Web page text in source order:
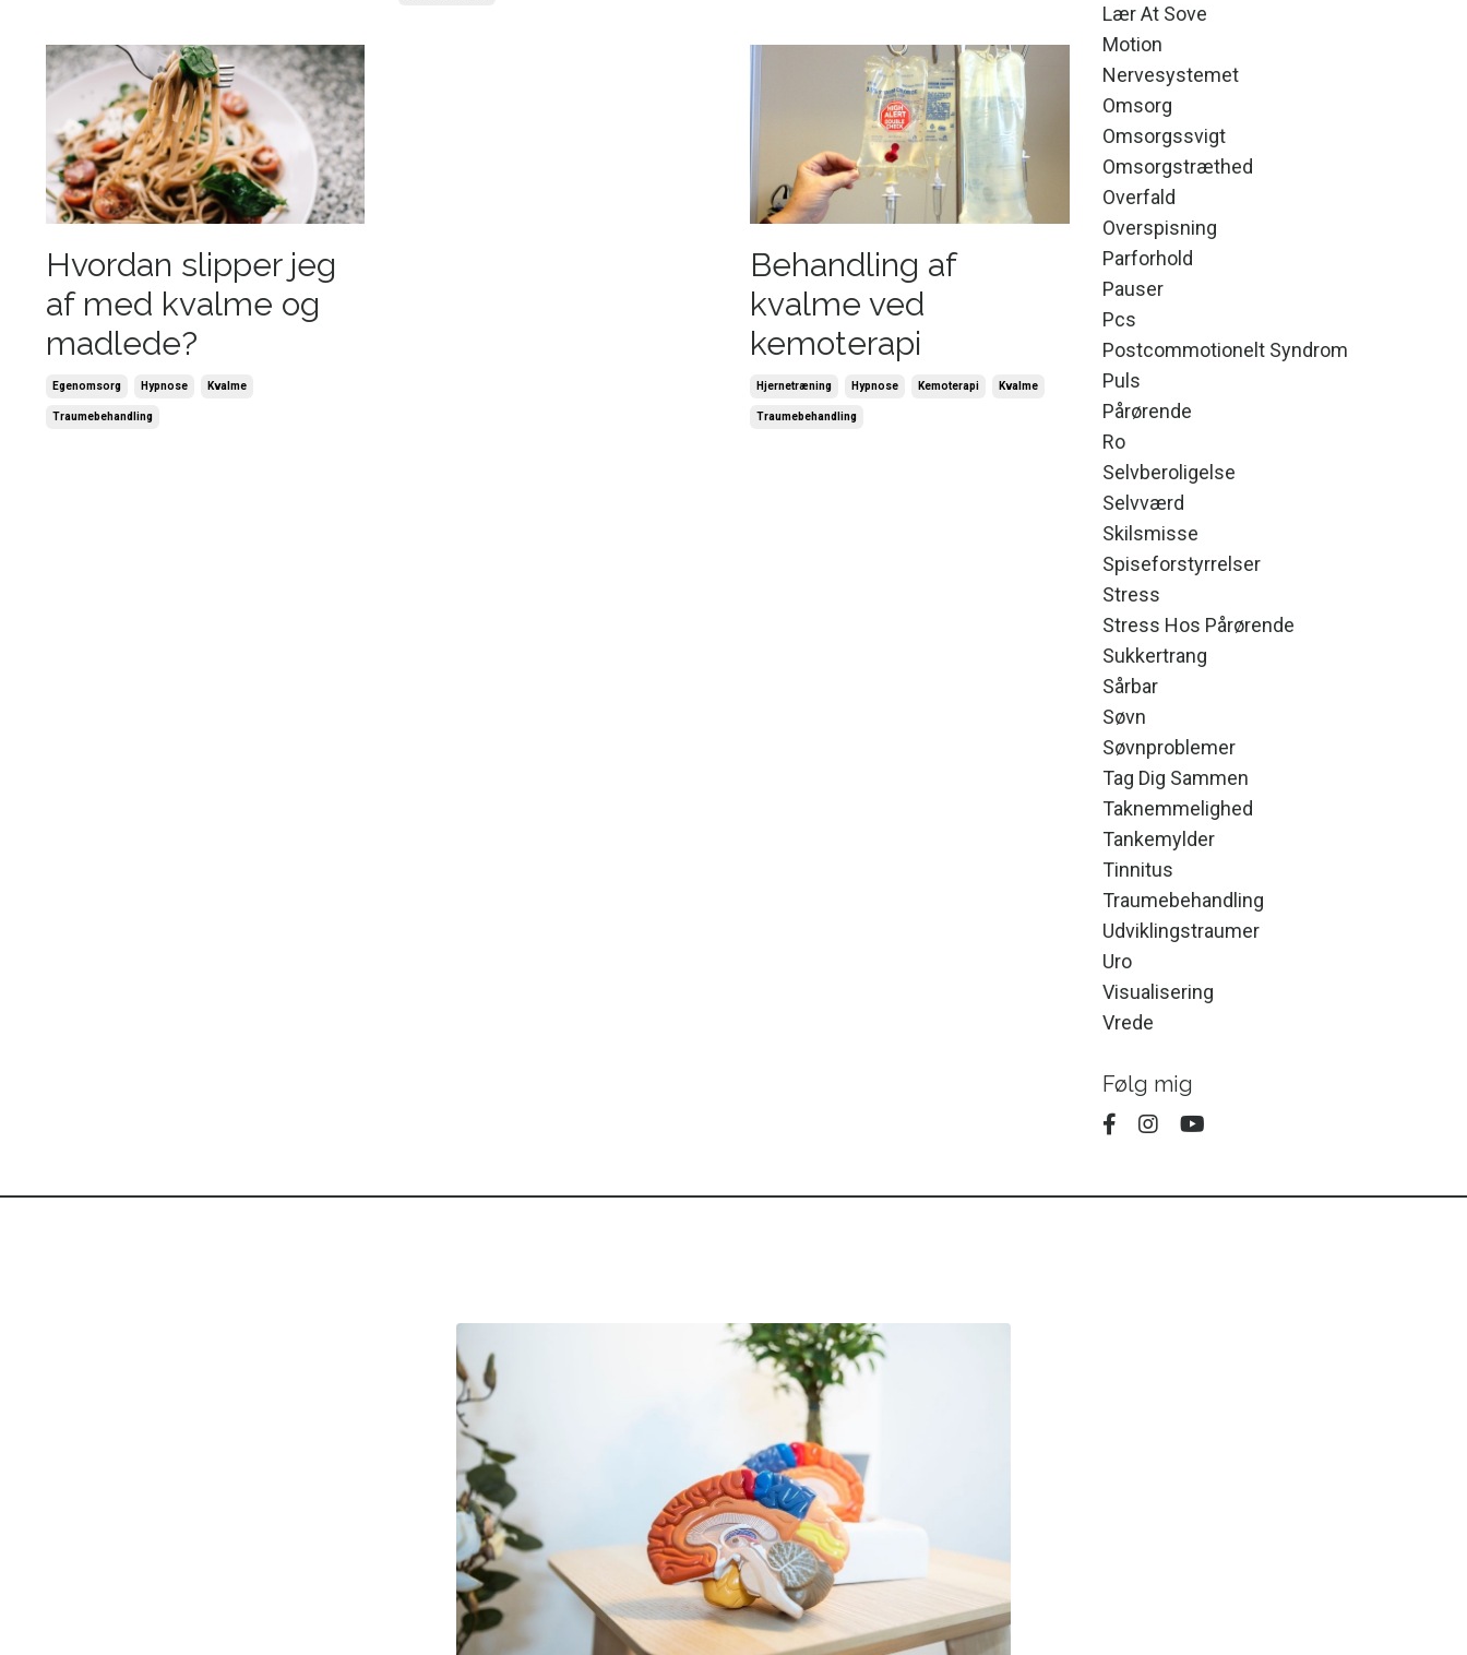
Hvordan slipper jeg
af med kvalme og
madlede?
Egenomsorg Hypnose Kvalme
Traumebehandling
Behandling af
kvalme ved
kemoterapi
Hjernetræning Hypnose Kemoterapi Kvalme
Traumebehandling
Lær At Sove
Motion
Nervesystemet
Omsorg
Omsorgssvigt
Omsorgstræthed
Overfald
Overspisning
Parforhold
Pauser
Pcs
Postcommotionelt Syndrom
Puls
Pårørende
Ro
Selvberoligelse
Selvværd
Skilsmisse
Spiseforstyrrelser
Stress
Stress Hos Pårørende
Sukkertrang
Sårbar
Søvn
Søvnproblemer
Tag Dig Sammen
Taknemmelighed
Tankemylder
Tinnitus
Traumebehandling
Udviklingstraumer
Uro
Visualisering
Vrede
Følg mig